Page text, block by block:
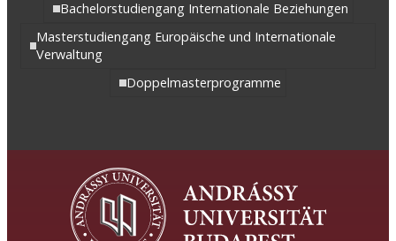
Bachelorstudiengang Internationale Beziehungen
Masterstudiengang Europäische und Internationale
Verwaltung
Doppelmasterprogramme